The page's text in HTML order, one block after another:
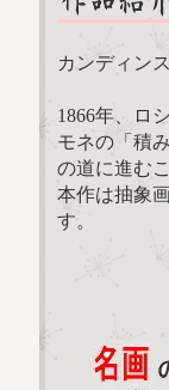
カンディン
1866年、ロ
モネの「積
の道に進む
本作は抽象
す。